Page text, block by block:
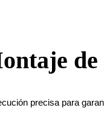
precisa para